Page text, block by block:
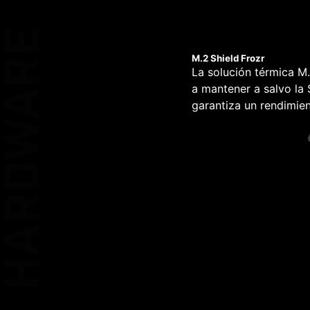
M.2 Shield Frozr
La solución térmica
a mantener a salvo la
garantiza unDOBLE